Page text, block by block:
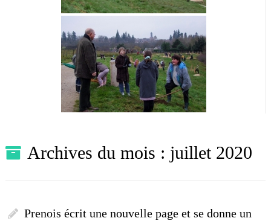
Archives du mois : juillet 2020
Prenois écrit une nouvelle page et se donne un